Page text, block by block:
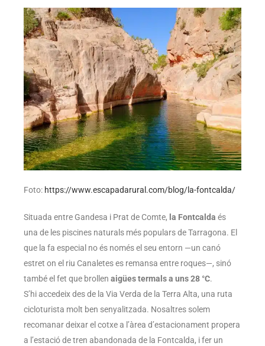
Foto: https://www.escapadarural.com/blog/la-fontcalda/
Situada entre Gandesa i Prat de Comte, la Fontcalda és
una de les piscines naturals més populars de Tarragona. El
que la fa especial no és només el seu entorn —un canó
estret on el riu Canaletes es remansa entre roques—, sinó
també el fet que brollen aigües termals a uns 28 °C.
S’hi accedeix des de la Via Verda de la Terra Alta, una ruta
cicloturista molt ben senyalitzada. Nosaltres solem
recomanar deixar el cotxe a l’àrea d’estacionament propera
a l’estació de tren abandonada de la Fontcalda, i fer un